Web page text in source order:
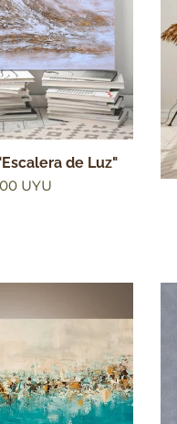
de Luz"
UYU